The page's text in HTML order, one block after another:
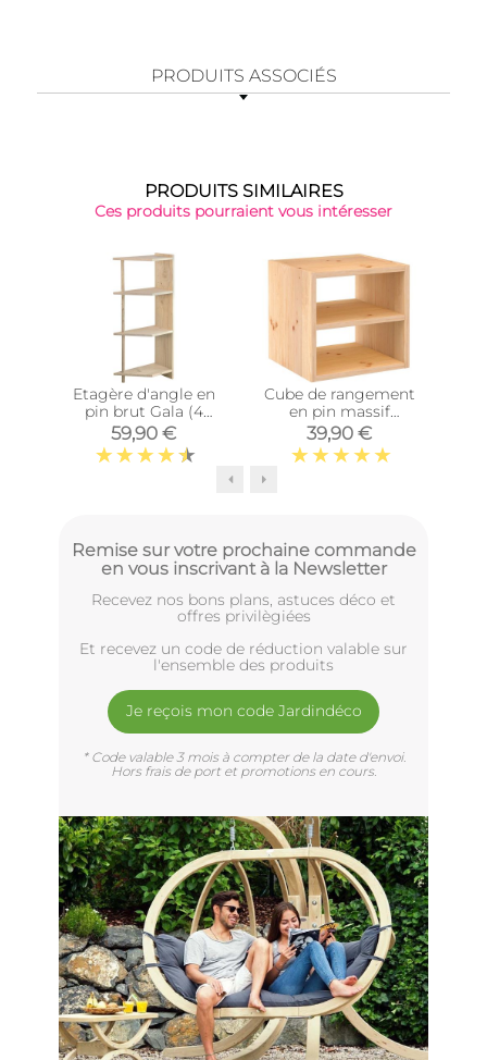
PRODUITS ASSOCIÉS
PRODUITS SIMILAIRES
Ces produits pourraient vous intéresser
Etagère d'angle en
pin brut Gala (4
tablettes)
59,90 €
Cube de rangement
en pin massif
Dinamic (Tablette
intermédiaire)
39,90 €
Remise sur votre prochaine commande
en vous inscrivant à la Newsletter
Recevez nos bons plans, astuces déco et
offres privilègiées
Et recevez un code de réduction valable sur
l'ensemble des produits
Je reçois mon code Jardindéco
* Code valable 3 mois à compter de la date d'envoi.
Hors frais de port et promotions en cours.